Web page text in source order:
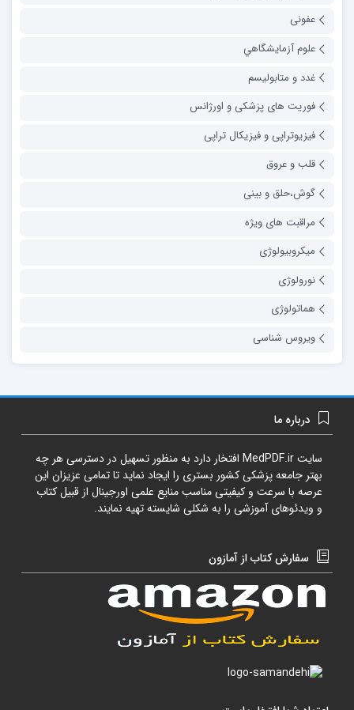
عفونی
علوم آزمايشگاهي
غدد و متابولیسم
فوریت های پزشکی و اورژانس
فیزیوتراپی و فیزیکال تراپی
قلب و عروق
گوش،حلق و بینی
مراقبت های ویژه
میکروبیولوژی
نورولوژی
هماتولوژی
ویروس شناسی
درباره ما
سایتMedPDF.ir افتخار دارد به منظور تسهیل در دسترسی هر چه
بهتر جامعه پزشکی کشور بستری را ایجاد نماید تا تمامی عزیزان این
عرصه با سرعت و کیفیتی مناسب منایع علمی اورجینال از قبیل کتاب
و ویدئوهای آموزشی را به شکلی شایسته تهیه نمایند.
سفارش کتاب از آمازون